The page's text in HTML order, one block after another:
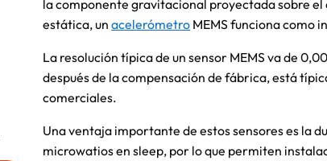
la componente gravitacional proyectada sobre
estática, unacelerómetro MEMS funciona como
La resolución típica de un sensor MEMS va de
después de la compensación de fábrica, está
comerciales.
Una ventaja importante de estos sensores es la
microwatios en sleep, por lo que permiten